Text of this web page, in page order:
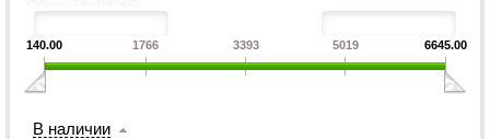
140.00 1766 3393 5019 6645.00
В наличии